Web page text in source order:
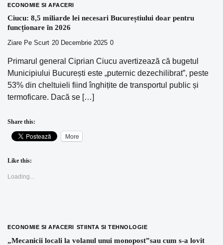
ECONOMIE SI AFACERI
Ciucu: 8,5 miliarde lei necesari Bucureștiului doar pentru
funcționare în 2026
Ziare Pe Scurt 20 Decembrie 2025 0
Primarul general Ciprian Ciucu avertizează că bugetul
Municipiului București este „puternic dezechilibrat”, peste
53% din cheltuieli fiind înghițite de transportul public și
termoficare. Dacă se […]
Share this:
More
Like this:
Loading...
ECONOMIE SI AFACERI STIINTA SI TEHNOLOGIE
„Mecanicii locali la volanul unui monopost”sau cum s-a lovit